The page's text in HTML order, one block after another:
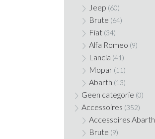
Jeep (60)
Brute (64)
Fiat (34)
Alfa Romeo (9)
Lancia (41)
Mopar (11)
Abarth (13)
Geen categorie (0)
Accessoires (352)
Accessoires Abarth
Brute (9)